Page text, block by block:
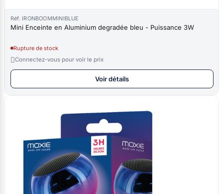
Réf. IRONBOOMMINIBLUE
Mini Enceinte en Aluminium degradée bleu - Puissance 3W
Rupture de stock
Connectez-vous pour voir le prix
Voir détails